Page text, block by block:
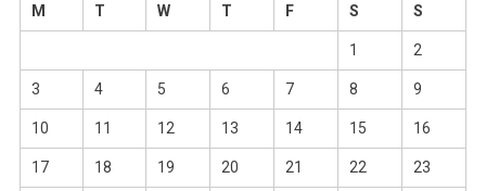
M
T W T F S S
1 2
3 4 5 6 7 8 9
10 11 12 13 14 15 16
17 18 19 20 21 22 23